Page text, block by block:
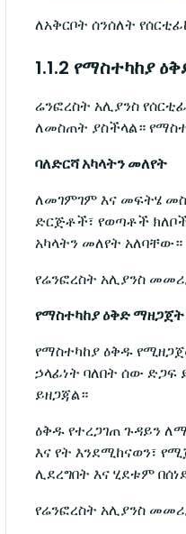
ለአቅርቦት ሰንሰለት
1.1.2 የማስተካከያ
ሬንፎረስት አሊያንስ
ለመስጠት ያስችላል።
ባለድርሻ አካላትን መለየት
ለመገምገም እና መፍትሄ
ድርጅቶች፣ የወጣቶች
አካላትን መለየት አለባቸው።
የሬንፎረስት አሊያንስ
የማስተካከያ ዕቅድ ማዘጋጀት
የማስተካከያ ዕቅዱ
ኃላፊነት ባለበት ሰው
ይዘጋጃል።
ዕቅዱ የተረጋገጠ ጉዳይን
እና የት እንደሚከናወን፣
ሊደረግበት እና ሂደቱም
የሬንፎረስት አሊያንስ